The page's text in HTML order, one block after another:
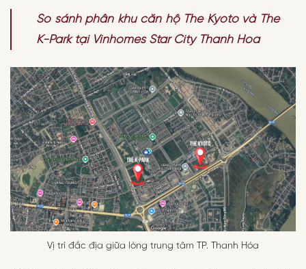
So sánh phân khu căn hộ The Kyoto và The
K-Park tại Vinhomes Star City Thanh Hóa
Vị trí đắc địa giữa lòng trung tâm TP. Thanh Hóa